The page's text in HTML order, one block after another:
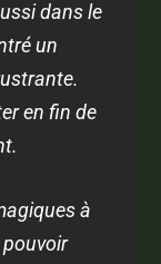
dans le
un
en fin de
à